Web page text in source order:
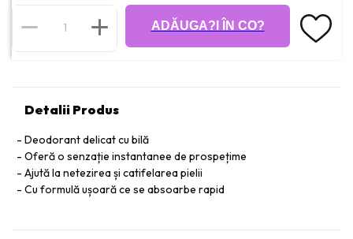
ADĂUGA?I ÎN CO?
Detalii Produs
Deodorant delicat cu bilă
Oferă o senzație instantanee de prospețime
Ajută la netezirea și catifelarea pielii
Cu formulă ușoară ce se absoarbe rapid